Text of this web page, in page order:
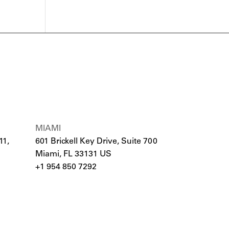
MIAMI
601 Brickell Key Drive, Suite 700
Miami, FL 33131 US
+1 954 850 7292